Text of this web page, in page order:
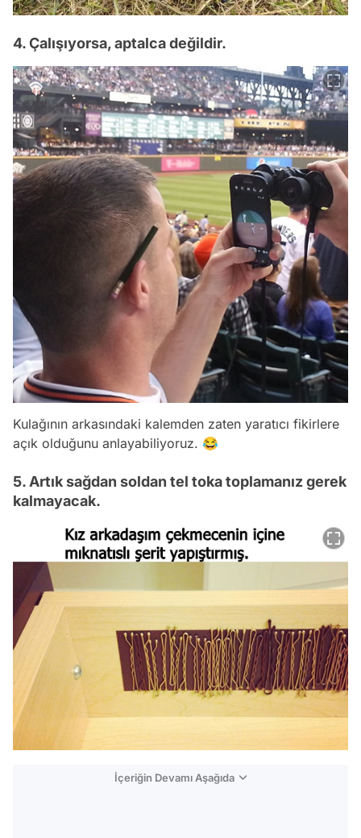
4. Çalışıyorsa, aptalca değildir.
Kulağının arkasındaki kalemden zaten yaratıcı fikirlere
açık olduğunu anlayabiliyoruz. 😂
5. Artık sağdan soldan tel toka toplamanız gerek
kalmayacak.
İçeriğin Devamı Aşağıda